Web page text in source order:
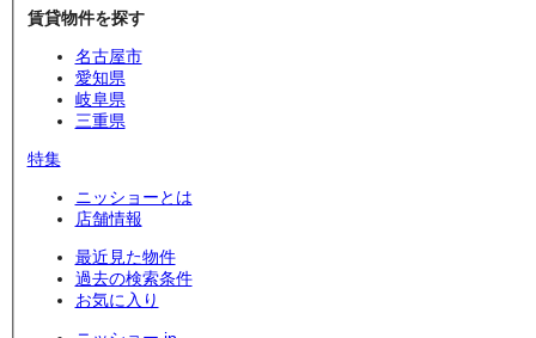
賃貸物件を探す
名古屋市
愛知県
岐阜県
三重県
特集
ニッショーとは
店舗情報
最近見た物件
過去の検索条件
お気に入り